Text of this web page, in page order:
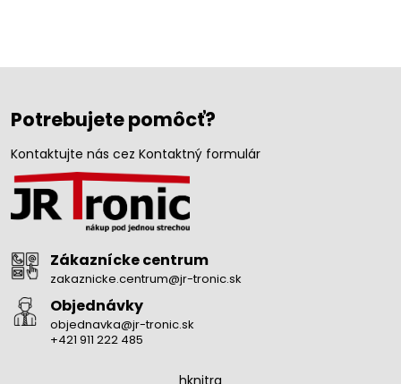
Potrebujete pomôcť?
Kontaktujte nás cez Kontaktný formulár
Zákaznícke centrum
zakaznicke.centrum@jr-tronic.sk
Objednávky
objednavka@jr-tronic.sk
+421 911 222 485